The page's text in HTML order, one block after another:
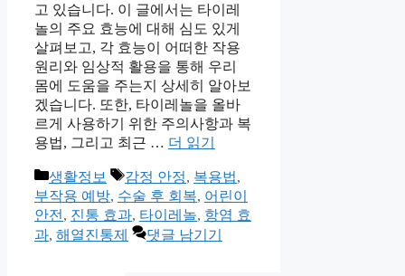
고 있습니다. 이 글에서는 타이레
놀의 주요 효능에 대해 심도 있게
살펴보고, 각 효능이 어떠한 작용
원리와 임상적 활용을 통해 우리
몸에 도움을 주는지 상세히 알아보
겠습니다. 또한, 타이레놀을 올바
르게 사용하기 위한 주의사항과 복
용법, 그리고 최근 … 더 읽기
카
테
고
리
생활정보
태
그
감정 안정, 복용법,
부작용 예방, 수술 후 회복, 어린이
안전 , 진통 효과, 타이레놀, 항염 효
과, 해열진통제 댓글 남기기